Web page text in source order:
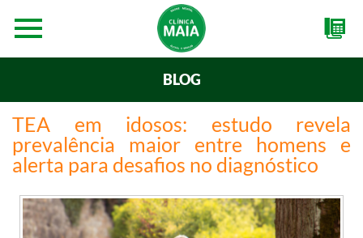
BLOG
TEA em idosos: estudo revela
prevalência maior entre homens e
alerta para desafios no diagnóstico